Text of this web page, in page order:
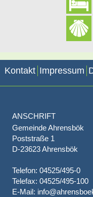
Kontakt Impressum
ANSCHRIFT
Gemeinde Ahrensbök
Poststraße 1
D-23623 Ahrensbök
Telefon: 04525/495-0
Telefax: 04525/495-100
E-Mail: